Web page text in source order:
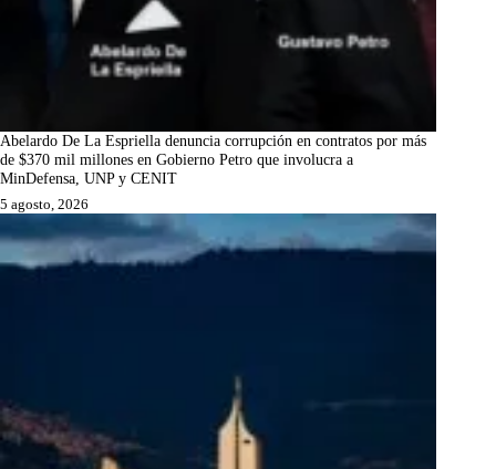
Abelardo De La Espriella denuncia corrupción en contratos por más
de $370 mil millones en Gobierno Petro que involucra a
MinDefensa, UNP y CENIT
5 agosto, 2026